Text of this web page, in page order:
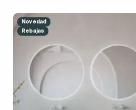
Novedad
Rebajas